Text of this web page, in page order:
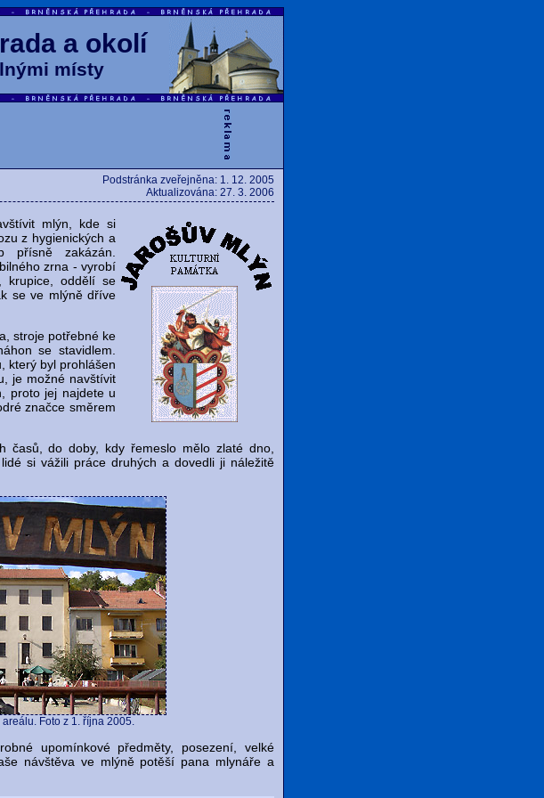
a okolí
místy
Podstránka zveřejněna: 1. 12. 2005
Aktualizována: 27. 3. 2006
mlýn, kde si
z hygienických a
přísně zakázán.
zrna - vyrobí
krupice, oddělí se
se ve mlýně dříve
stroje potřebné ke
se stavidlem.
který byl prohlášen
je možné navštívit
proto jej najdete u
značce směrem
časů, do doby, kdy řemeslo mělo zlaté dno,
si vážili práce druhých a dovedli ji náležitě
Foto z 1. října 2005.
upomínkové předměty, posezení, velké
návštěva ve mlýně potěší pana mlynáře a